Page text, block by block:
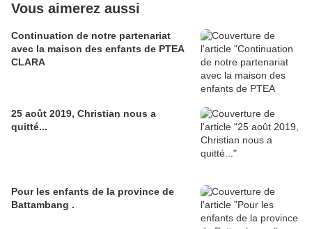
Vous aimerez aussi
Continuation de notre partenariat
avec la maison des enfants de PTEA
CLARA
25 août 2019, Christian nous a
quitté...
Pour les enfants de la province de
Battambang .